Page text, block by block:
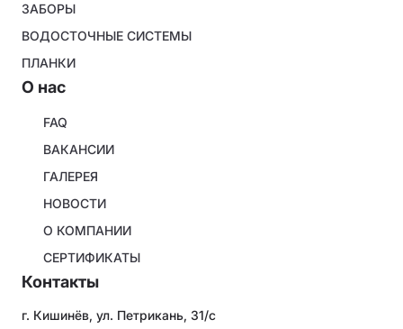
ЗАБОРЫ
ВОДОСТОЧНЫЕ СИСТЕМЫ
ПЛАНКИ
O нас
About
company
FAQ
ВАКАНСИИ
ГАЛЕРЕЯ
НОВОСТИ
О КОМПАНИИ
СЕРТИФИКАТЫ
Контакты
г. Кишинёв, ул. Петрикань, 31/с